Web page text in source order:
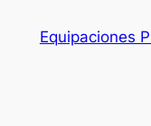
Equipaciones